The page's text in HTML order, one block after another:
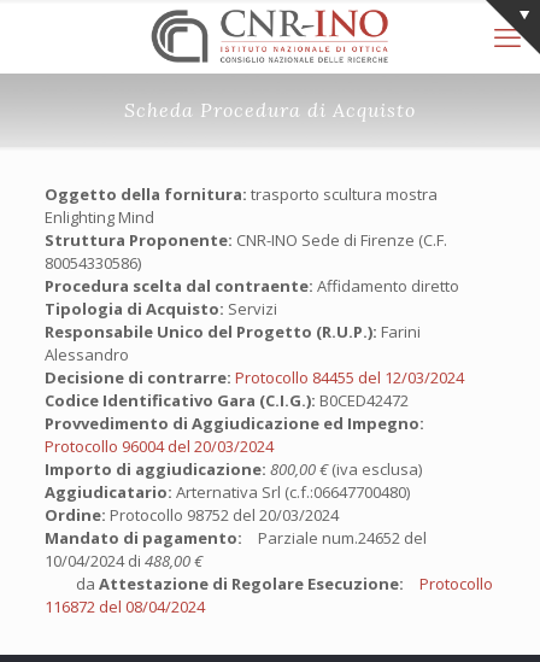
Scheda Procedura di Acquisto
Oggetto della fornitura: trasporto scultura mostra
Enlighting Mind
Struttura Proponente: CNR-INO Sede di Firenze (C.F.
80054330586)
Procedura scelta dal contraente: Affidamento diretto
Tipologia di Acquisto: Servizi
Responsabile Unico del Progetto (R.U.P.): Farini
Alessandro
Decisione di contrarre: Protocollo 84455 del 12/03/2024
Codice Identificativo Gara (C.I.G.): B0CED42472
Provvedimento di Aggiudicazione ed Impegno:
Protocollo 96004 del 20/03/2024
Importo di aggiudicazione: 800,00 €(iva esclusa)
Aggiudicatario: Arternativa Srl (c.f.:06647700480)
Ordine: Protocollo 98752 del 20/03/2024
Mandato di pagamento: Parziale num.24652 del
10/04/2024 di 488,00 €
da Attestazione di Regolare Esecuzione:
Protocollo
116872 del 08/04/2024